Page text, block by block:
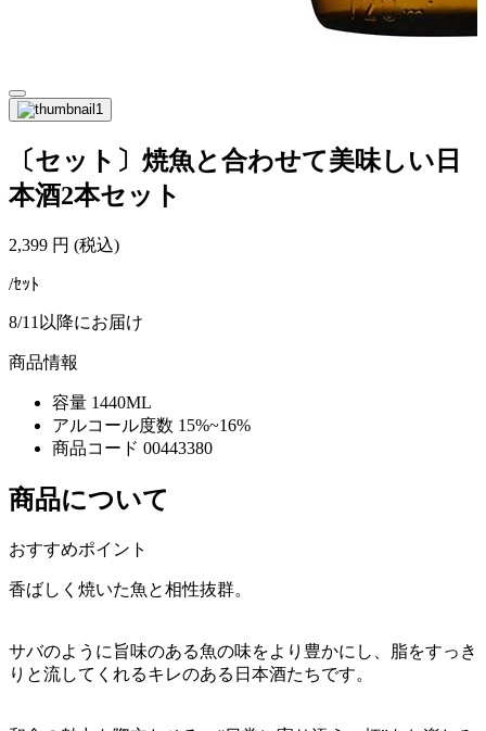
〔セット〕焼魚と合わせて美味しい日
本酒2本セット
2,399 円 (税込)
/ｾｯﾄ
8/11以降にお届け
商品情報
容量 1440ML
アルコール度数 15%~16%
商品コード 00443380
商品について
おすすめポイント
香ばしく焼いた魚と相性抜群。
サバのように旨味のある魚の味をより豊かにし、脂をすっき
りと流してくれるキレのある日本酒たちです。